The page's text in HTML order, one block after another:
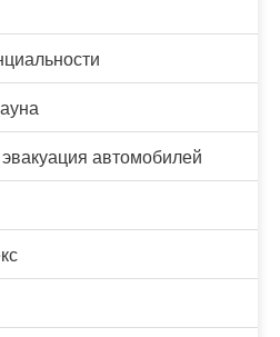
автомобилей